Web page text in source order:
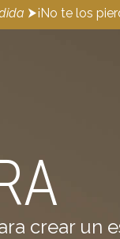
⮞¡No te los
crear un